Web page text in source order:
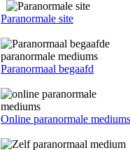
Paranormale site
Paranormaal begaafd
Online paranormale mediums